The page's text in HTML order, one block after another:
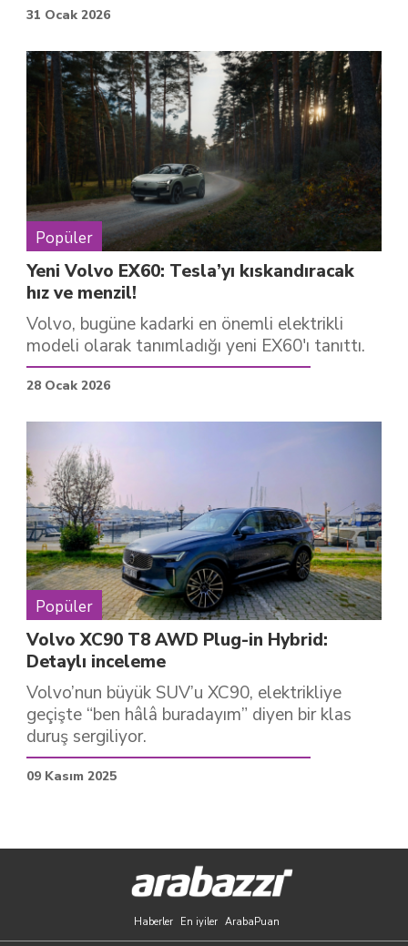
31 Ocak 2026
Popüler
Yeni Volvo EX60: Tesla’yı kıskandıracak
hız ve menzil!
Volvo, bugüne kadarki en önemli elektrikli
modeli olarak tanımladığı yeni EX60'ı tanıttı.
28 Ocak 2026
Popüler
Volvo XC90 T8 AWD Plug-in Hybrid:
Detaylı inceleme
Volvo’nun büyük SUV’u XC90, elektrikliye
geçişte “ben hâlâ buradayım” diyen bir klas
duruş sergiliyor.
09 Kasım 2025
Haberler En iyiler ArabaPuan